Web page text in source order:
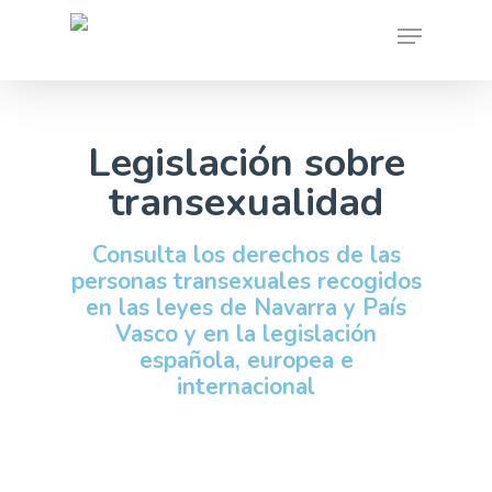
Menu
Legislación sobre
transexualidad
Consulta los derechos de las
personas transexuales recogidos
en las leyes de Navarra y País
Vasco y en la legislación
española, europea e
internacional